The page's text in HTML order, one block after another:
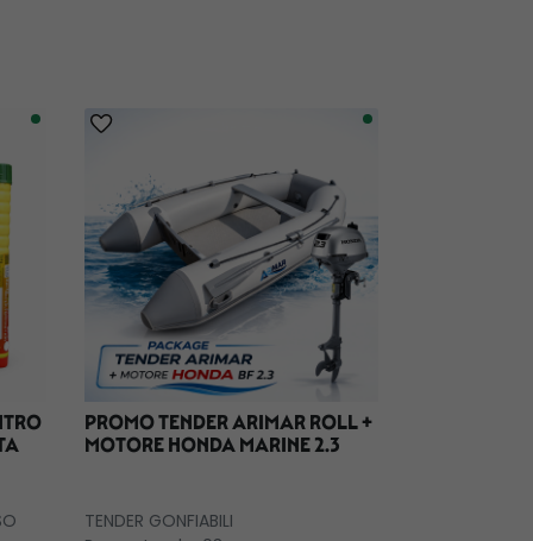
PROMO TENDER ARIMAR ROLL +
MOTORE HONDA MARINE 2.3
TENDER GONFIABILI